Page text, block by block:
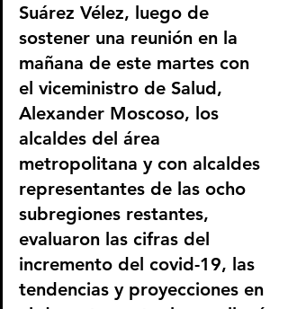
Suárez Vélez, luego de
sostener una reunión en la
mañana de este martes con
el viceministro de Salud,
Alexander Moscoso, los
alcaldes del área
metropolitana y con alcaldes
representantes de las ocho
subregiones restantes,
evaluaron las cifras del
incremento del covid-19, las
tendencias y proyecciones en